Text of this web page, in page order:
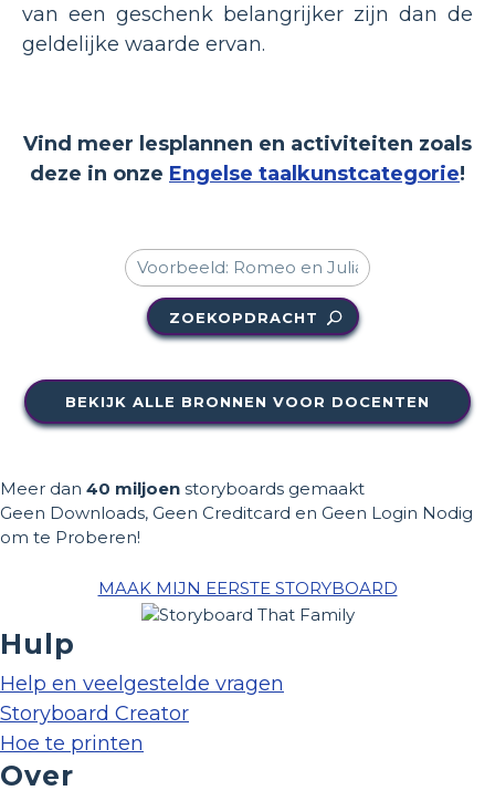
van een geschenk belangrijker zijn dan de
geldelijke waarde ervan.
Vind meer lesplannen en activiteiten zoals
deze in onze Engelse taalkunstcategorie!
ZOEKOPDRACHT
BEKIJK ALLE BRONNEN VOOR DOCENTEN
Meer dan 40 miljoen storyboards gemaakt
Geen Downloads, Geen Creditcard en Geen Login Nodig
om te Proberen!
MAAK MIJN EERSTE STORYBOARD
Hulp
Help en veelgestelde vragen
Storyboard Creator
Hoe te printen
Over